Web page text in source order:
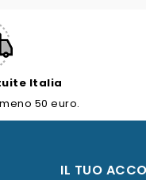
Italia
50 euro.
IL TUO